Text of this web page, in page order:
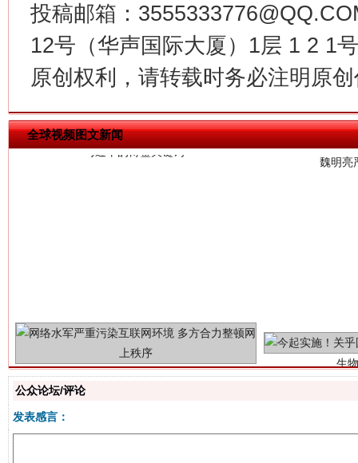
投稿邮箱：
12号（华声国际大厦）1层 1 2 1
原创权利，请转载时务必注明原
全球视频图文新闻
习近平的博鳌关键词
魏明
公众论坛/评论
发表感言：